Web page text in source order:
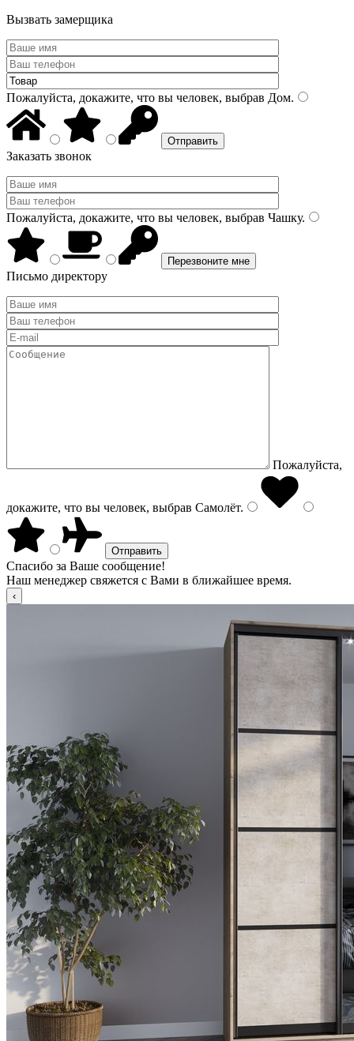
Вызвать замерщика
Пожалуйста, докажите, что вы человек, выбрав Дом.
Заказать звонок
Пожалуйста, докажите, что вы человек, выбрав Чашку.
Письмо директору
Пожалуйста,
докажите, что вы человек, выбрав Самолёт.
Спасибо за Ваше сообщение!
Наш менеджер свяжется с Вами в ближайшее время.